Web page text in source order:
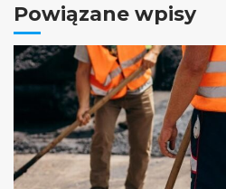
Powiązane wpisy